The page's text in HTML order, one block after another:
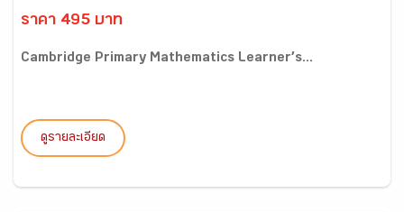
ราคา 495 บาท
Cambridge Primary Mathematics Learner’s...
ดูรายละเอียด